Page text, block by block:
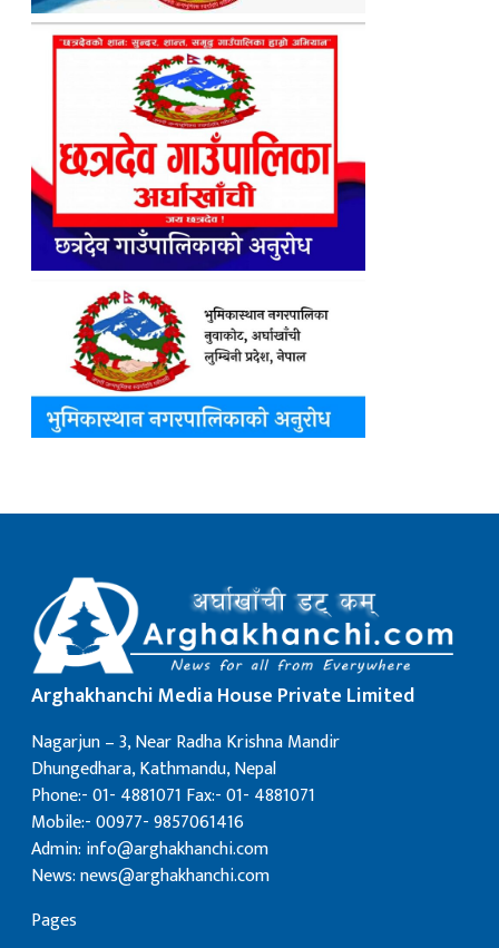
Arghakhanchi Media House Private Limited
Nagarjun – 3, Near Radha Krishna Mandir
Dhungedhara, Kathmandu, Nepal
Phone:- 01- 4881071 Fax:- 01- 4881071
Mobile:- 00977- 9857061416
Admin: info@arghakhanchi.com
News: news@arghakhanchi.com
Pages